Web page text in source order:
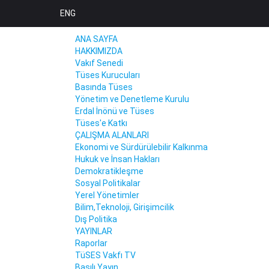
ENG
ANA SAYFA
HAKKIMIZDA
Vakıf Senedi
Tüses Kurucuları
Basında Tüses
Yönetim ve Denetleme Kurulu
Erdal İnönü ve Tüses
Tüses'e Katkı
ÇALIŞMA ALANLARI
Ekonomi ve Sürdürülebilir Kalkınma
Hukuk ve İnsan Hakları
Demokratikleşme
Sosyal Politikalar
Yerel Yönetimler
Bilim,Teknoloji, Girişimcilik
Dış Politika
YAYINLAR
Raporlar
TüSES Vakfı TV